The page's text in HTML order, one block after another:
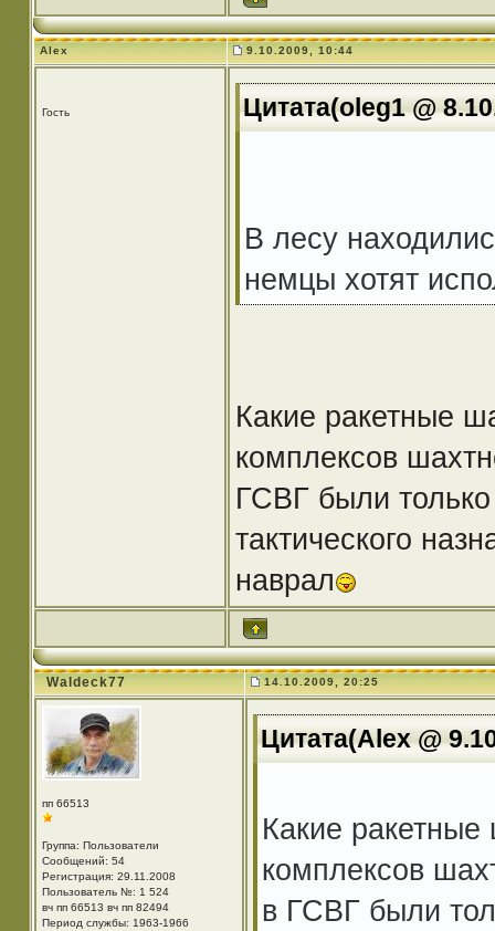
Alex 9.10.2009, 10:44
Гость Цитата(oleg1 @
В лесу
немцы хотят
Какие ракетные
комплексов
ГСВГ были только
тактического
наврал
Waldeck77 14.10.2009, 20:25
пп 66513
Группа: Пользователи
Сообщений: 54
Регистрация: 29.11.2008
Пользователь №: 1 524
вч пп 66513 вч пп 82494
Период службы: 1963-1966
Цитата(Alex @
Какие
комплексов
в ГСВГ были